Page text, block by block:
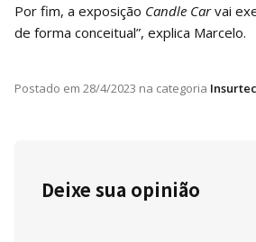
Por fim, a exposição Candle Carvai
de forma conceitual”, explica Marcelo.
Postado em 28/4/2023 na categoria
Deixe sua opinião